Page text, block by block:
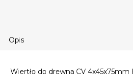
Opis
Wiertło do drewna CV